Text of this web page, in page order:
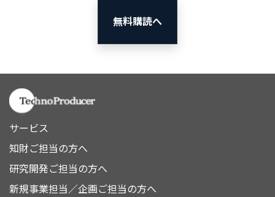
無料購読へ
サービス
知財ご担当の方へ
研究開発ご担当の方へ
新規事業担当／企画ご担当の方へ